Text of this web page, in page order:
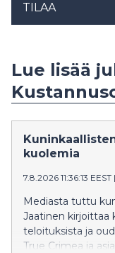
TILAA
Lue lisää
kuolemia
7.8.2026 11:36:13 EEST |
Mediasta tuttu
Jaatinen kirjoittaa
teloituksista ja
True Crimea ja